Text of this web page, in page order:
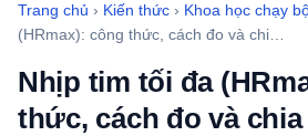
Trang chủ › Kiến thức › Khoa học chạy
(HRmax): công thức, cách đo và chi…
Nhịp tim tối đa
thức, cách đo và